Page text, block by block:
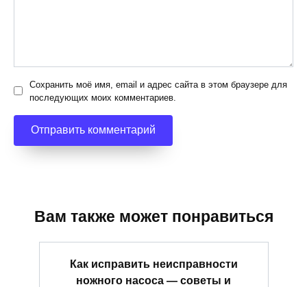
Сохранить моё имя, email и адрес сайта в этом браузере для
последующих моих комментариев.
Вам также может понравиться
Как исправить неисправности
ножного насоса — советы и